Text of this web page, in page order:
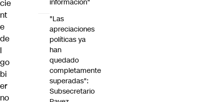
cie
nt
e
de
l
go
bi
er
no
información"
"Las
apreciaciones
políticas ya
han
quedado
completamente
superadas":
Subsecretario